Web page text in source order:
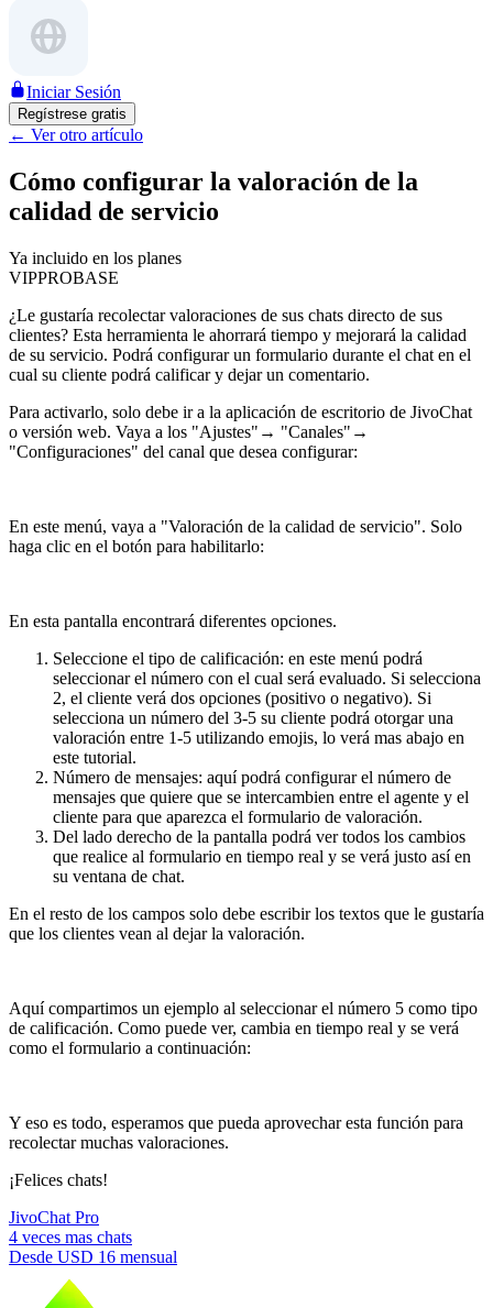
Iniciar Sesión
Regístrese gratis
← Ver otro artículo
Cómo configurar la valoración de la
calidad de servicio
Ya incluido en los planes
VIPPROBASE
¿Le gustaría recolectar valoraciones de sus chats directo de sus
clientes? Esta herramienta le ahorrará tiempo y mejorará la calidad
de su servicio. Podrá configurar un formulario durante el chat en el
cual su cliente podrá calificar y dejar un comentario.
Para activarlo, solo debe ir a la aplicación de escritorio de JivoChat
o versión web. Vaya a los "Ajustes"→ "Canales"→
"Configuraciones" del canal que desea configurar:
En este menú, vaya a "Valoración de la calidad de servicio". Solo
haga clic en el botón para habilitarlo:
En esta pantalla encontrará diferentes opciones.
Seleccione el tipo de calificación: en este menú podrá
seleccionar el número con el cual será evaluado. Si selecciona
2, el cliente verá dos opciones (positivo o negativo). Si
selecciona un número del 3-5 su cliente podrá otorgar una
valoración entre 1-5 utilizando emojis, lo verá mas abajo en
este tutorial.
Número de mensajes: aquí podrá configurar el número de
mensajes que quiere que se intercambien entre el agente y el
cliente para que aparezca el formulario de valoración.
Del lado derecho de la pantalla podrá ver todos los cambios
que realice al formulario en tiempo real y se verá justo así en
su ventana de chat.
En el resto de los campos solo debe escribir los textos que le gustaría
que los clientes vean al dejar la valoración.
Aquí compartimos un ejemplo al seleccionar el número 5 como tipo
de calificación. Como puede ver, cambia en tiempo real y se verá
como el formulario a continuación:
Y eso es todo, esperamos que pueda aprovechar esta función para
recolectar muchas valoraciones.
¡Felices chats!
JivoChat Pro
4 veces mas chats
Desde USD 16 mensual